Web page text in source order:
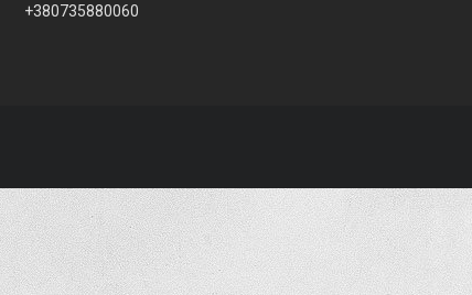
+380735880060